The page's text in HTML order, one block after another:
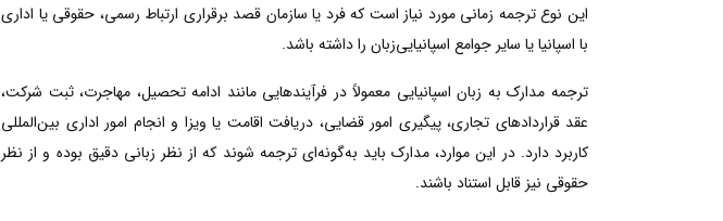
این نوع ترجمه زمانی مورد نیاز است که فرد یا سازمان قصد برقراری ارتباط رسمی، حقوقی یا اداری
با اسپانیا یا سایر جوامع اسپانیایی‌زبان را داشته باشد.
ترجمه مدارک به زبان اسپانیایی معمولاً در فرآیندهایی مانند ادامه تحصیل، مهاجرت، ثبت شرکت،
عقد قراردادهای تجاری، پیگیری امور قضایی، دریافت اقامت یا ویزا و انجام امور اداری بین‌المللی
کاربرد دارد. در این موارد، مدارک باید به‌گونه‌ای ترجمه شوند که از نظر زبانی دقیق بوده و از نظر
حقوقی نیز قابل استناد باشند.